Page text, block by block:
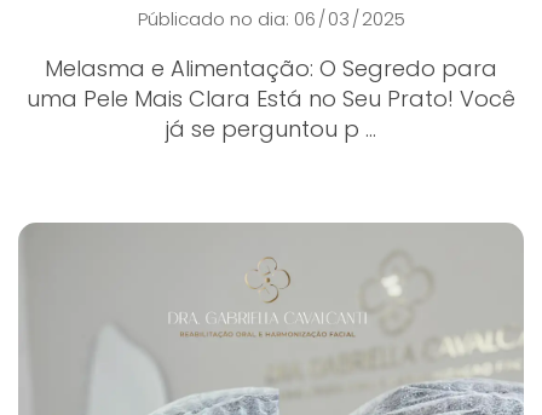
Públicado no dia: 06 / 03 / 2025
Melasma e Alimentação: O Segredo para
uma Pele Mais Clara Está no Seu Prato! Você
já se perguntou p ...